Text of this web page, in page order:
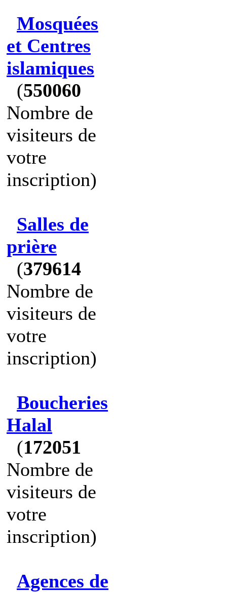
Mosquées
et Centres
islamiques
(550060
Nombre de
visiteurs de
votre
inscription)
Salles de
prière
(379614
Nombre de
visiteurs de
votre
inscription)
Boucheries
Halal
(172051
Nombre de
visiteurs de
votre
inscription)
Agences de